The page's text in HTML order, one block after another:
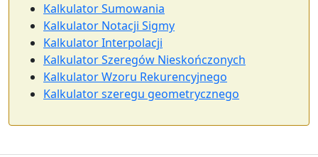
Kalkulator Sumowania
Kalkulator Notacji Sigmy
Kalkulator Interpolacji
Kalkulator Szeregów Nieskończonych
Kalkulator Wzoru Rekurencyjnego
Kalkulator szeregu geometrycznego